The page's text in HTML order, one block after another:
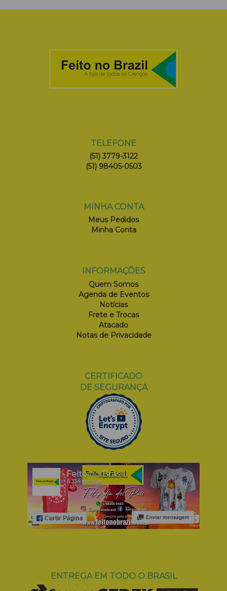
TELEFONE
(51) 3779-3122
(51) 98405-0503
MINHA CONTA
Meus Pedidos
Minha Conta
INFORMAÇÕES
Quem Somos
Agenda de Eventos
Notícias
Frete e Trocas
Atacado
Notas de Privacidade
CERTIFICADO
DE SEGURANÇA
ENTREGA EM TODO O BRASIL